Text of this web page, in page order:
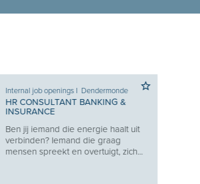
Internal job openingsI Dendermonde
HR CONSULTANT BANKING &
INSURANCE
Ben jij iemand die energie haalt uit
verbinden? Iemand die graag
mensen spreekt en overtuigt, zich...